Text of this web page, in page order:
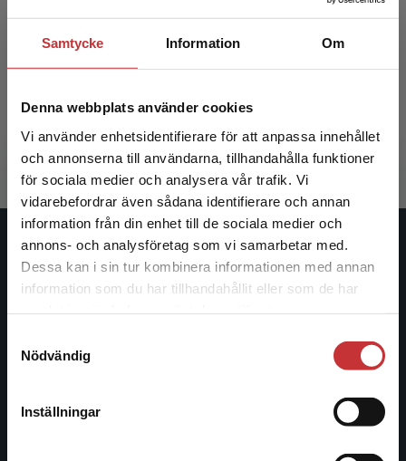
Samtycke Information Om
Denna webbplats använder cookies
Vi använder enhetsidentifierare för att anpassa innehållet
och annonserna till användarna, tillhandahålla funktioner
för sociala medier och analysera vår trafik. Vi
vidarebefordrar även sådana identifierare och annan
information från din enhet till de sociala medier och
annons- och analysföretag som vi samarbetar med.
Dessa kan i sin tur kombinera informationen med annan
information som du har tillhandahållit eller som de har
Nödvändig
Inställningar
Begränsad fraktregion
Det verkar som att du besöker
studentlitteratur.se via en enhet utanför Sverige.
Vi erbjuder inte leveranser utanför Sverige. För
att kunna slutföra ett köp måste
Användarcentrerad systemdesign
Gulliksen, J - Göransson, B
Exkl. moms: 386 kr
Studentlitteratur
Studentlitteratur grundades 1963 och är idag Sveriges
ledande utbildningsförlag. Med läromedel, kurslitteratur,
informationstjänster i utbudet, finns Studentlitteratur med